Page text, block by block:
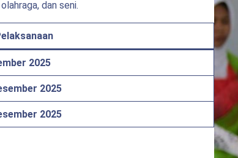
dan seni.
2025
2025
2025